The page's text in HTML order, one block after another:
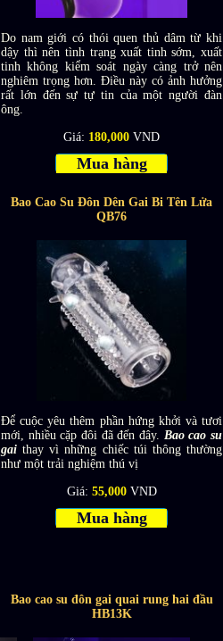
Do nam giới có thói quen thủ dâm từ khi
dậy thì nên tình trạng xuất tinh sớm, xuất
tinh không kiểm soát ngày càng trở nên
nghiêm trọng hơn. Điều này có ảnh hưởng
rất lớn đến sự tự tin của một người đàn
ông.
Giá: 180,000 VND
Mua hàng
Bao Cao Su Đôn Dên Gai Bi Tên Lửa
QB76
Để cuộc yêu thêm phần hứng khởi và tươi
mới, nhiều cặp đôi đã đến đây. Bao cao su
gai thay vì những chiếc túi thông thường
như một trải nghiệm thú vị
Giá: 55,000 VND
Mua hàng
Bao cao su đôn gai quai rung hai đầu
HB13K